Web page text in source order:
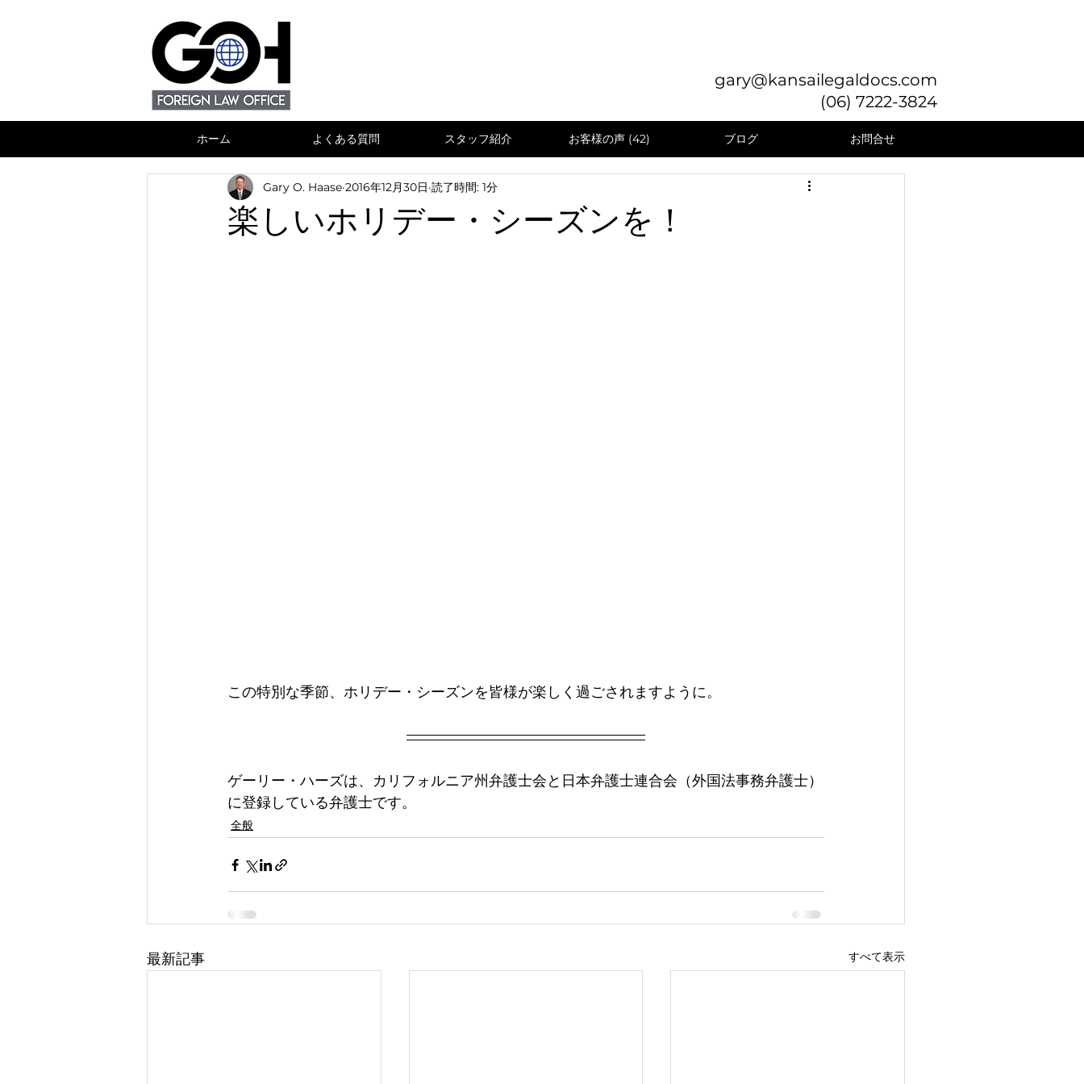
gary@kansailegaldocs.com
(06) 7222-3824
ホーム よくある質問 スタッフ紹介 お客様の声 (42) ブログ お問合せ
楽しいホリデー・シーズンを！
Gary O. Haase 2016年12月30日 読了時間: 1分
この特別な季節、ホリデー・シーズンを皆様が楽しく過ごされますように。
ゲーリー・ハーズは、カリフォルニア州弁護士会と日本弁護士連合会（外国法事務弁護士）
に登録している弁護士です。
全般
最新記事 すべて表示